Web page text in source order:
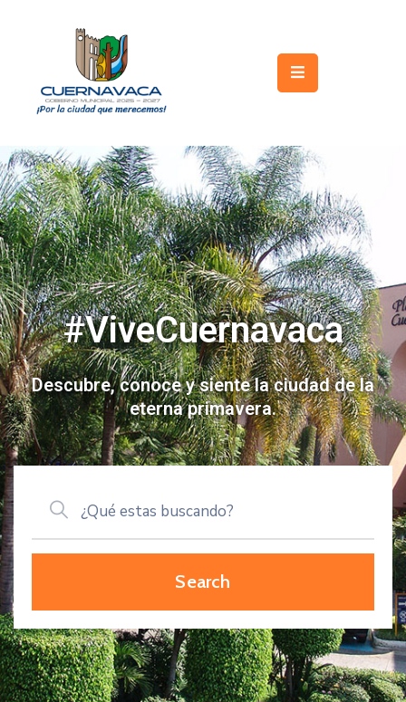
Gobierno
Turismo
Trámites
y
Servicios
Licitaciones
Transparencia
Directorio
Citas
#ViveCuernavaca
Descubre, conoce y siente la ciudad de la
eterna primavera.
Search